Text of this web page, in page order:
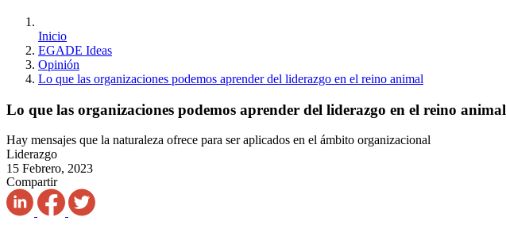
Inicio
EGADE Ideas
Opinión
Lo que las organizaciones podemos aprender del liderazgo en el reino animal
Lo que las organizaciones podemos aprender del liderazgo en el reino animal
Hay mensajes que la naturaleza ofrece para ser aplicados en el ámbito organizacional
Liderazgo
15 Febrero, 2023
Compartir